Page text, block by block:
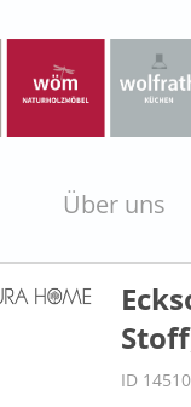
Über uns
ID